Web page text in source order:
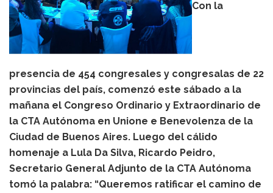
Con la
presencia de 454 congresales y congresalas de 22
provincias del país, comenzó este sábado a la
mañana el Congreso Ordinario y Extraordinario de
la CTA Autónoma en Unione e Benevolenza de la
Ciudad de Buenos Aires. Luego del cálido
homenaje a Lula Da Silva, Ricardo Peidro,
Secretario General Adjunto de la CTA Autónoma
tomó la palabra: “Queremos ratificar el camino de